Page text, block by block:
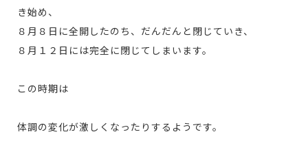
き始め、
８月８日に全開したのち、だんだんと閉じていき、
８月１２日には完全に閉じてしまいます。
この時期は
体調の変化が激しくなったりするようです。